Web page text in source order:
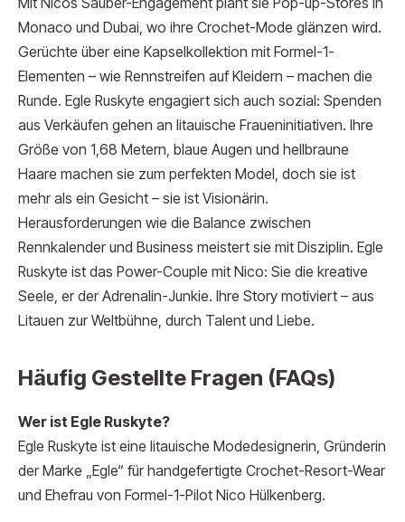
Monaco und Dubai, wo ihre Crochet-Mode glänzen wird.
Gerüchte über eine Kapselkollektion mit Formel-1-
Elementen – wie Rennstreifen auf Kleidern – machen die
Runde. Egle Ruskyte engagiert sich auch sozial: Spenden
aus Verkäufen gehen an litauische Fraueninitiativen. Ihre
Größe von 1,68 Metern, blaue Augen und hellbraune
Haare machen sie zum perfekten Model, doch sie ist
mehr als ein Gesicht – sie ist Visionärin.
Herausforderungen wie die Balance zwischen
Rennkalender und Business meistert sie mit Disziplin. Egle
Ruskyte ist das Power-Couple mit Nico: Sie die kreative
Seele, er der Adrenalin-Junkie. Ihre Story motiviert – aus
Litauen zur Weltbühne, durch Talent und Liebe.
Häufig Gestellte Fragen (FAQs)
Wer ist Egle Ruskyte?
Egle Ruskyte ist eine litauische Modedesignerin, Gründerin
der Marke „Egle“ für handgefertigte Crochet-Resort-Wear
und Ehefrau von Formel-1-Pilot Nico Hülkenberg.